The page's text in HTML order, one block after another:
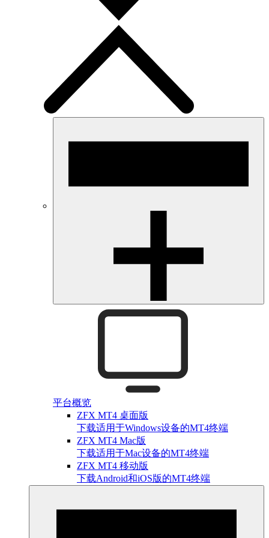
平台概览
ZFX MT4 桌面版
下载适用于Windows设备的MT4终端
ZFX MT4 Mac版
下载适用于Mac设备的MT4终端
ZFX MT4 移动版
下载Android和iOS版的MT4终端